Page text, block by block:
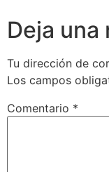
Deja una
Tu dirección de
Los campos
Comentario *